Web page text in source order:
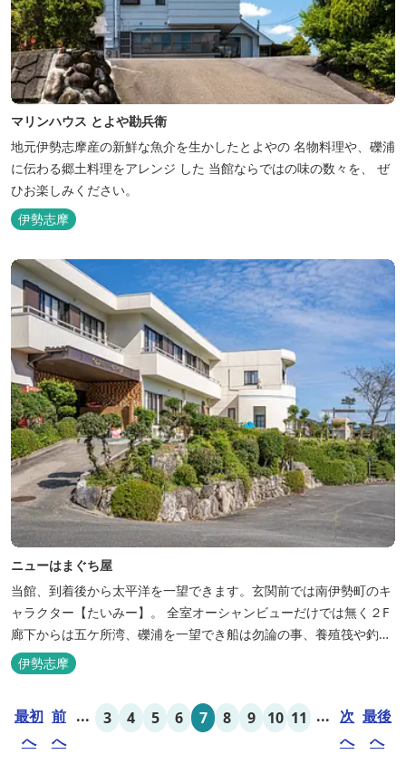
マリンハウス とよや勘兵衛
地元伊勢志摩産の新鮮な魚介を生かしたとよやの 名物料理や、礫浦
に伝わる郷土料理をアレンジ した 当館ならではの味の数々を、 ぜ
ひお楽しみください。
伊勢志摩
ニューはまぐち屋
当館、到着後から太平洋を一望できます。玄関前では南伊勢町のキ
ャラクター【たいみー】。 全室オーシャンビューだけでは無く２F
廊下からは五ケ所湾、礫浦を一望でき船は勿論の事、養殖筏や釣り
堀筏などみる事ができます。 当館一押しのお部屋【大島】からは太
平洋を一望。マグロの養殖筏、夜には漁師さん達の船の光がみえ対
伊勢志摩
最初
へ
前
へ
... 3 4 5 6 7 8 9 10 11 ... 次
へ
最後
へ